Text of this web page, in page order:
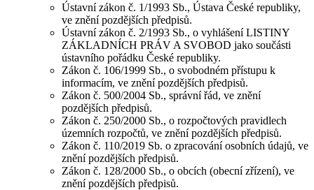
Ústavní zákon č. 1/1993 Sb., Ústava České republiky,
ve znění pozdějších předpisů.
Ústavní zákon č. 2/1993 Sb., o vyhlášení LISTINY
ZÁKLADNÍCH PRÁV A SVOBOD jako součásti
ústavního pořádku České republiky.
Zákon č. 106/1999 Sb., o svobodném přístupu k
informacím, ve znění pozdějších předpisů.
Zákon č. 500/2004 Sb., správní řád, ve znění
pozdějších předpisů.
Zákon č. 250/2000 Sb., o rozpočtových pravidlech
územních rozpočtů, ve znění pozdějších předpisů.
Zákon č. 110/2019 Sb. o zpracování osobních údajů, ve
znění pozdějších předpisů.
Zákon č. 128/2000 Sb., o obcích (obecní zřízení), ve
znění pozdějších předpisů.